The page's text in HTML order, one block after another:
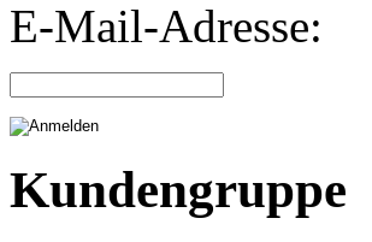
E-Mail-Adresse:
Kundengruppe